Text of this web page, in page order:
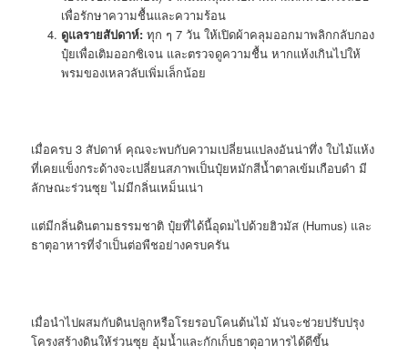
เพื่อรักษาความชื้นและความร้อน
ดูแลรายสัปดาห์:ทุก ๆ 7 วัน ให้เปิดผ้าคลุมออกมาพลิกกลับกอง
ปุ๋ยเพื่อเติมออกซิเจน และตรวจดูความชื้น หากแห้งเกินไปให้
พรมของเหลวลับเพิ่มเล็กน้อย
เมื่อครบ 3 สัปดาห์ คุณจะพบกับความเปลี่ยนแปลงอันน่าทึ่ง ใบไม้แห้ง
ที่เคยแข็งกระด้างจะเปลี่ยนสภาพเป็นปุ๋ยหมักสีน้ำตาลเข้มเกือบดำ มี
ลักษณะร่วนซุย ไม่มีกลิ่นเหม็นเน่า
แต่มีกลิ่นดินตามธรรมชาติ ปุ๋ยที่ได้นี้อุดมไปด้วยฮิวมัส (Humus) และ
ธาตุอาหารที่จำเป็นต่อพืชอย่างครบครัน
เมื่อนำไปผสมกับดินปลูกหรือโรยรอบโคนต้นไม้ มันจะช่วยปรับปรุง
โครงสร้างดินให้ร่วนซุย อุ้มน้ำและกักเก็บธาตุอาหารได้ดีขึ้น